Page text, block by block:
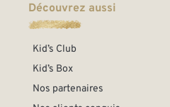
Découvrez aussi
Kid’s Club
Kid’s Box
Nos partenaires